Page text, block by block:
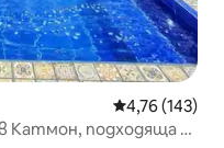
Средна
4,76 (143)
Катмон, подходяща за